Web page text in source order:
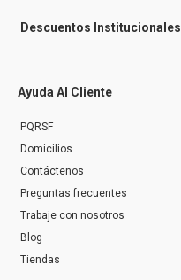
Descuentos Institucionales
Ayuda Al Cliente
PQRSF
Domicilios
Contáctenos
Preguntas frecuentes
Trabaje con nosotros
Blog
Tiendas